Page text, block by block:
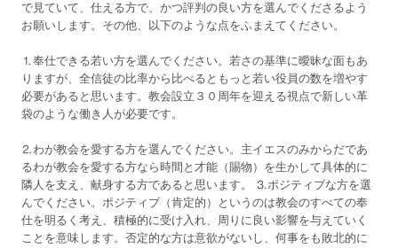
で見ていて、仕える方で、かつ評判の良い方を選んでくださるよう
お願いします。その他、以下のような点をふまえてください。
⒈奉仕できる若い方を選んでください。若さの基準に曖昧な面もあ
りますが、全信徒の比率から比べるともっと若い役員の数を増やす
必要があると思います。教会設立３０周年を迎える視点で新しい革
袋のような働き人が必要です。
⒉わが教会を愛する方を選んでください。主イエスのみからだであ
るわが教会を愛する方なら時間と才能（賜物）を生かして具体的に
隣人を支え、献身する方であると思います。 ⒊ポジティブな方を選
んでください。ポジティブ（肯定的）というのは教会のすべての奉
仕を明るく考え、積極的に受け入れ、周りに良い影響を与えていく
ことを意味します。否定的な方は意欲がないし、何事をも敗北的に